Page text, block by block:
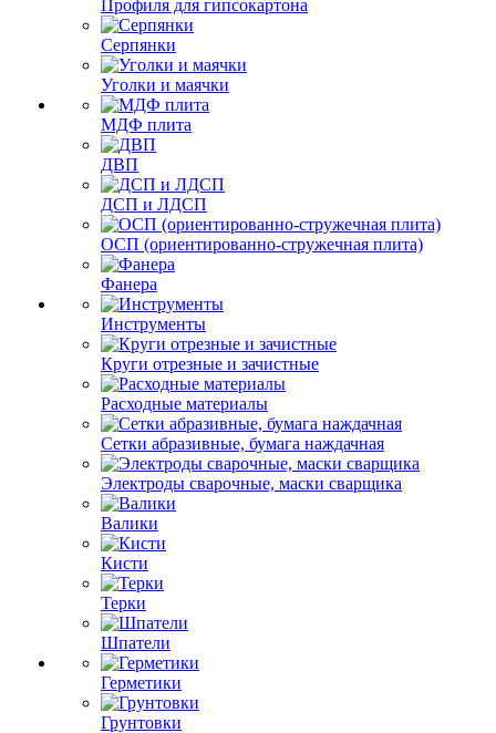
Профиля для гипсокартона
Серпянки
Уголки и маячки
МДФ плита
ДВП
ДСП и ЛДСП
ОСП (ориентированно-стружечная плита)
Фанера
Инструменты
Круги отрезные и зачистные
Расходные материалы
Сетки абразивные, бумага наждачная
Электроды сварочные, маски сварщика
Валики
Кисти
Терки
Шпатели
Герметики
Грунтовки